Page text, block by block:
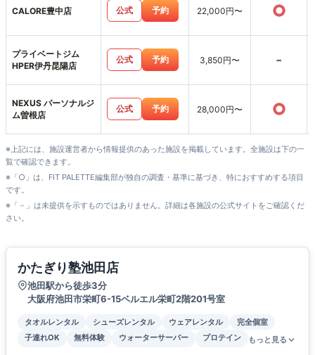
CALORE豊中店 公式 予約 22,000円〜 ○
プライベートジム
HPER伊丹昆陽店
公式 予約 3,850円〜 -
NEXUS パーソナルジ
ム曽根店
公式 予約 28,000円〜 ○
※上記には、施設運営者から情報提供のあった施設を掲載しています。全施設は下の一
覧で確認できます。
※「○」は、FIT PALETTE編集部が独自の調査・基準に基づき、特におすすめする項目
です。
※「－」は未提供を示すものではありません。詳細は各施設の公式サイトをご確認くだ
さい。
かたぎり塾池田店
池田駅から徒歩3分
大阪府池田市栄町6-15ベルエル栄町2階201号室
タオルレンタル シューズレンタル ウェアレンタル
完全個室
子連れOK
無料体験 ウォーターサーバー プロテイン もっと見る